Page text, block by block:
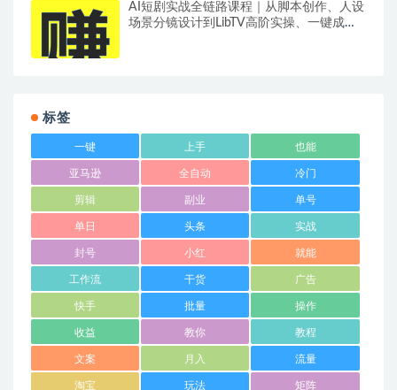
AI短剧实战全链路课程｜从脚本创作、人设
场景分镜设计到LibTV高阶实操、一键成片
标签
一键 上手 也能
亚马逊 全自动 冷门
剪辑 副业 单号
单日 头条 实战
封号 小红 就能
工作流 干货 广告
快手 批量 操作
收益 教你 教程
文案 月入 流量
淘宝 玩法 矩阵